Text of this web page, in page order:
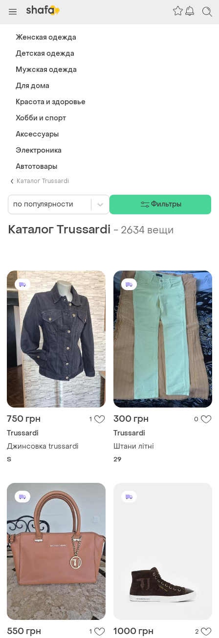
Каталог Trussardi
Каталог Trussardi - 2634 вещи
750 грн 1
Trussardi
Джинсовка trussardi
S
300 грн 0
Trussardi
Штани літні
29
550 грн 1 1000 грн 2
по популярности Фильтры
Женская одежда
Детская одежда
Мужская одежда
Для дома
Красота и здоровье
Хобби и спорт
Аксессуары
Электроника
Автотовары